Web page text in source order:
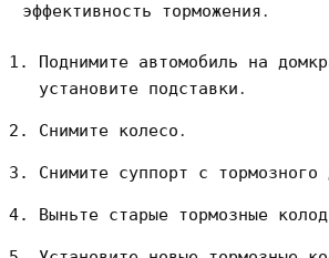
эффективность торможения․
Поднимите автомобиль на
установите подставки․
Снимите колесо․
Снимите суппорт с тормозного
Выньте старые тормозные